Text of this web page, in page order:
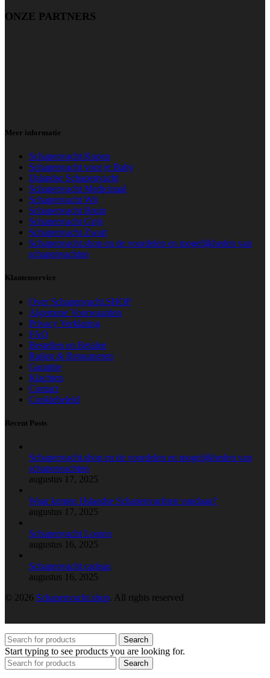
ONZE PARTNERS
Meer informatie
Schapenvacht Kopen
Schapenvacht voor je Baby
IJslandse Schapenvacht
Schapenvacht Medicinaal
Schapenvacht Wit
Schapenvacht Bruin
Schapenvacht Grijs
Schapenvacht Zwart
Schapenvacht.shop en de voordelen en mogelijkheden van
schapenvachten
Klantenservice
Over Schapenvacht.SHOP
Algemene Voorwaarden
Privacy Verklaring
FAQ
Bestellen en Betalen
Ruilen & Retourneren
Garantie
Klachten
Contact
Cookiebeleid
Recent Posts
Schapenvacht.shop en de voordelen en mogelijkheden van
schapenvachten
augustus 17, 2025
Waar komen IJslandse Schapenvachten vandaan?
augustus 17, 2025
Schapenvacht Looien
augustus 16, 2025
Schapenvacht cadeau
augustus 16, 2025
© 2026 Schapenvacht.shop . All rights reserved
Search
Start typing to see products you are looking for.
Search